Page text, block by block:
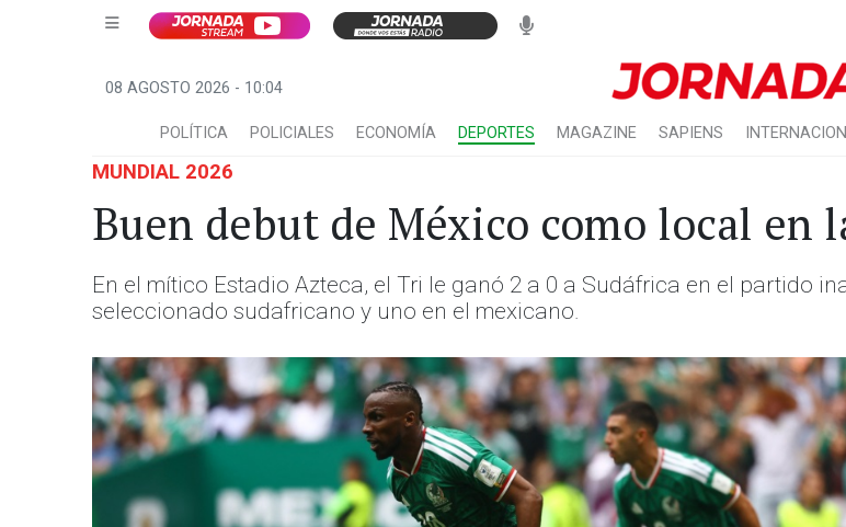
08 AGOSTO 2026 - 10:04
POLÍTICA POLICIALES ECONOMÍA DEPORTES MAGAZINE SAPIENS
MUNDIAL 2026
Buen debut de México como local en
En el mítico Estadio Azteca, el Tri le ganó 2 a 0 a Sudáfrica en el partido
seleccionado sudafricano y uno en el mexicano.